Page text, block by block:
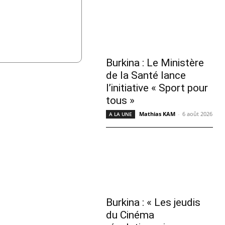
Burkina : Le Ministère
de la Santé lance
l’initiative « Sport pour
tous »
A LA UNE Mathias KAM - 6 août 2026
Burkina : « Les jeudis
du Cinéma